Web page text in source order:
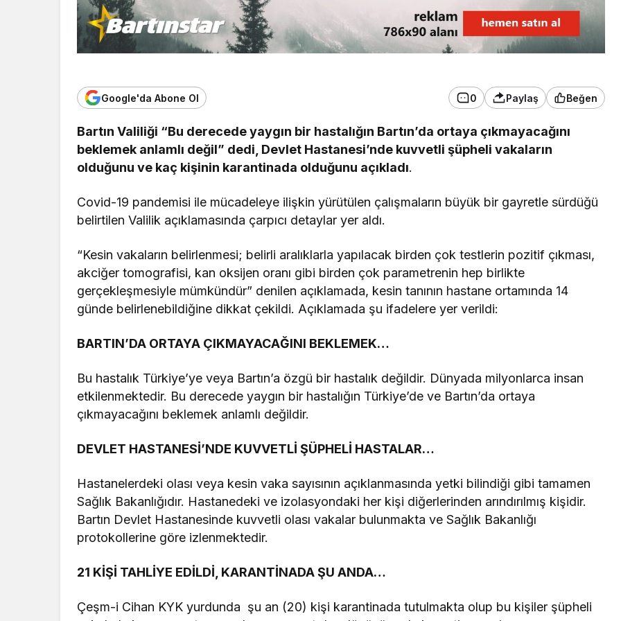
Google'da Abone Ol 0 Paylaş Beğen
Bartın Valiliği “Bu derecede yaygın bir hastalığın Bartın’da ortaya çıkmayacağını
beklemek anlamlı değil” dedi, Devlet Hastanesi’nde kuvvetli şüpheli vakaların
olduğunu ve kaç kişinin karantinada olduğunu açıkladı.
Covid-19 pandemisi ile mücadeleye ilişkin yürütülen çalışmaların büyük bir gayretle sürdüğü
belirtilen Valilik açıklamasında çarpıcı detaylar yer aldı.
“Kesin vakaların belirlenmesi; belirli aralıklarla yapılacak birden çok testlerin pozitif çıkması,
akciğer tomografisi, kan oksijen oranı gibi birden çok parametrenin hep birlikte
gerçekleşmesiyle mümkündür” denilen açıklamada, kesin tanının hastane ortamında 14
günde belirlenebildiğine dikkat çekildi. Açıklamada şu ifadelere yer verildi:
BARTIN’DA ORTAYA ÇIKMAYACAĞINI BEKLEMEK…
Bu hastalık Türkiye’ye veya Bartın’a özgü bir hastalık değildir. Dünyada milyonlarca insan
etkilenmektedir. Bu derecede yaygın bir hastalığın Türkiye’de ve Bartın’da ortaya
çıkmayacağını beklemek anlamlı değildir.
DEVLET HASTANESİ’NDE KUVVETLİ ŞÜPHELİ HASTALAR…
Hastanelerdeki olası veya kesin vaka sayısının açıklanmasında yetki bilindiği gibi tamamen
Sağlık Bakanlığıdır. Hastanedeki ve izolasyondaki her kişi diğerlerinden arındırılmış kişidir.
Bartın Devlet Hastanesinde kuvvetli olası vakalar bulunmakta ve Sağlık Bakanlığı
protokollerine göre izlenmektedir.
21 KİŞİ TAHLİYE EDİLDİ, KARANTİNADA ŞU ANDA…
Çeşm-i Cihan KYK yurdunda şu an (20) kişi karantinada tutulmakta olup bu kişiler şüpheli